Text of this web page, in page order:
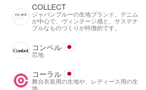
COLLECT
ジャパンブルーの生地ブランド。デニム
が中心で、ヴィンテージ感と、サステナ
ブルなものづくりが特徴的です。
コンベル
芯地
コーラル
舞台衣装用の生地や、レディース用の生
地